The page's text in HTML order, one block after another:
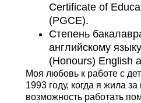
Certificate of
(PGCE).
Степень
английскому
(Honours) English
Моя любовь к работе с
1993 году, когда я жила
возможность работать